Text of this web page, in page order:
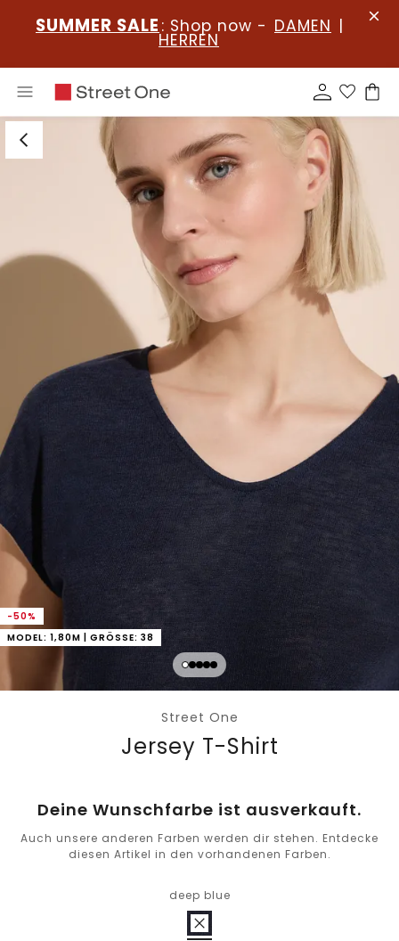
SUMMER SALE : Shop now - DAMEN |
HERREN
-50%
MODEL: 1,80M | GRÖSSE: 38
Street One
Jersey T-Shirt
Deine Wunschfarbe ist ausverkauft.
Auch unsere anderen Farben werden dir stehen. Entdecke
diesen Artikel in den vorhandenen Farben.
deep blue